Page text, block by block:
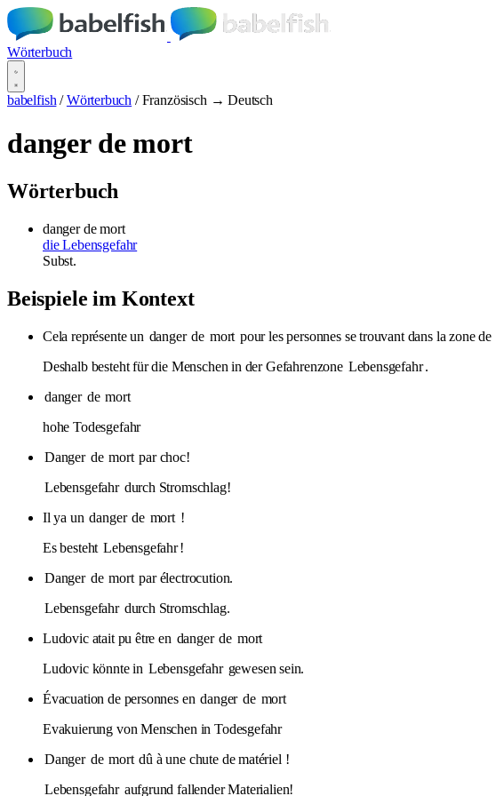
Wörterbuch
babelfish / Wörterbuch / Französisch → Deutsch
danger de mort
Wörterbuch
danger de mort
die Lebensgefahr
Subst.
Beispiele im Kontext
Cela représente un danger de mort pour les personnes se trouvant dans la zone de
Deshalb besteht für die Menschen in der Gefahrenzone Lebensgefahr .
danger de mort
hohe Todesgefahr
Danger de mort par choc!
Lebensgefahr durch Stromschlag!
Il ya un danger de mort !
Es besteht Lebensgefahr!
Danger de mort par électrocution.
Lebensgefahr durch Stromschlag.
Ludovic atait pu être en danger de mort
Ludovic könnte in Lebensgefahr gewesen sein.
Évacuation de personnes en danger de mort
Evakuierung von Menschen in Todesgefahr
Danger de mort dû à une chute de matériel !
Lebensgefahr aufgrund fallender Materialien!